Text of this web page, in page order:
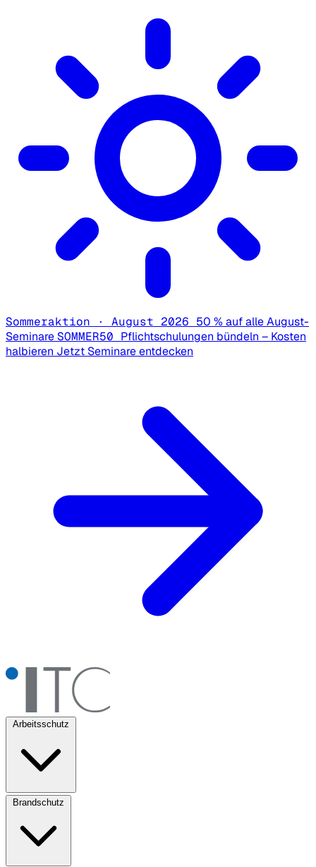
Sommeraktion · August 2026 50 % auf alle August-
SeminareSOMMER50 Pflichtschulungen bündeln – Kosten
halbieren Jetzt Seminare entdecken
Arbeitsschutz
Brandschutz